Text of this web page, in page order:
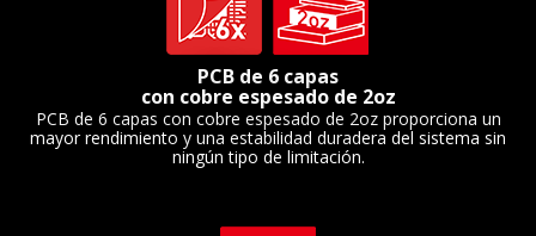
PCB de 6 capas
con cobre espesado de 2oz
PCB de 6 capas con cobre espesado de 2oz proporciona un
mayor rendimiento y una estabilidad duradera del sistema sin
ningún tipo de limitación.